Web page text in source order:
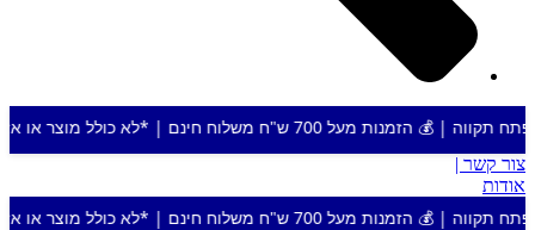
חינם | *לא כולל מוצר או אזור חריג
צור קשר |
אודות
חינם | *לא כולל מוצר או אזור חריג